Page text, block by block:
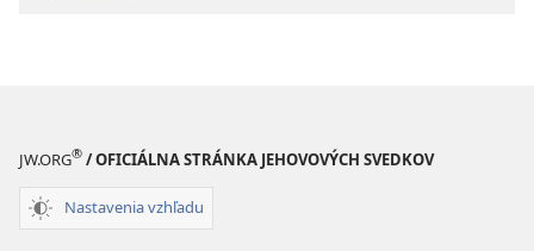
JW.ORG® / OFICIÁLNA STRÁNKA JEHOVOVÝCH SVEDKOV
Nastavenia vzhľadu